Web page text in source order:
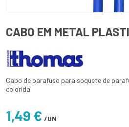
CABO EM METAL
Cabo de parafuso para soquete de
colorida.
1,49 € /UN